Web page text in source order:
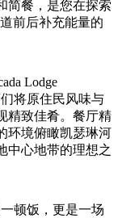
简餐，是您在探索
前后补充能量的
Lodge
将原住民风味与
精致佳肴。餐厅精
环境俯瞰凯瑟琳河
中心地带的理想之
顿饭，更是一场